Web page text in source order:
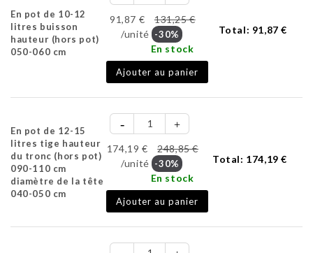
En pot de 10-12
litres buisson
hauteur (hors pot)
050-060 cm
91,87 €
131,25 €
/unité -30%
En stock
Ajouter au panier
Total: 91,87 €
En pot de 12-15
litres tige hauteur
du tronc (hors pot)
090-110 cm
diamètre de la tête
040-050 cm
174,19 €
248,85 €
/unité -30%
En stock
Ajouter au panier
Total: 174,19 €